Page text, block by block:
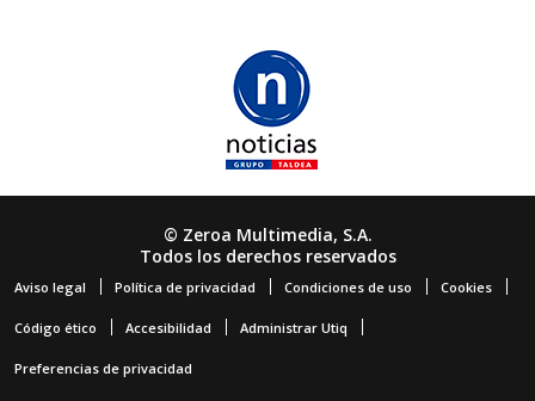
© Zeroa Multimedia, S.A.
Todos los derechos reservados
Aviso legal Política de privacidad Condiciones de uso Cookies
Código ético Accesibilidad Administrar Utiq
Preferencias de privacidad